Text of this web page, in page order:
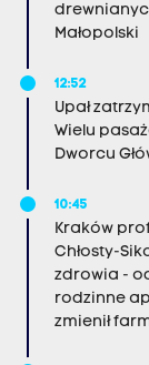
Małopolski
12:52
Upał
Wielu
Dworcu
10:45
Kraków
Chłosty-
zdrowia -
rodzinne
zmienił